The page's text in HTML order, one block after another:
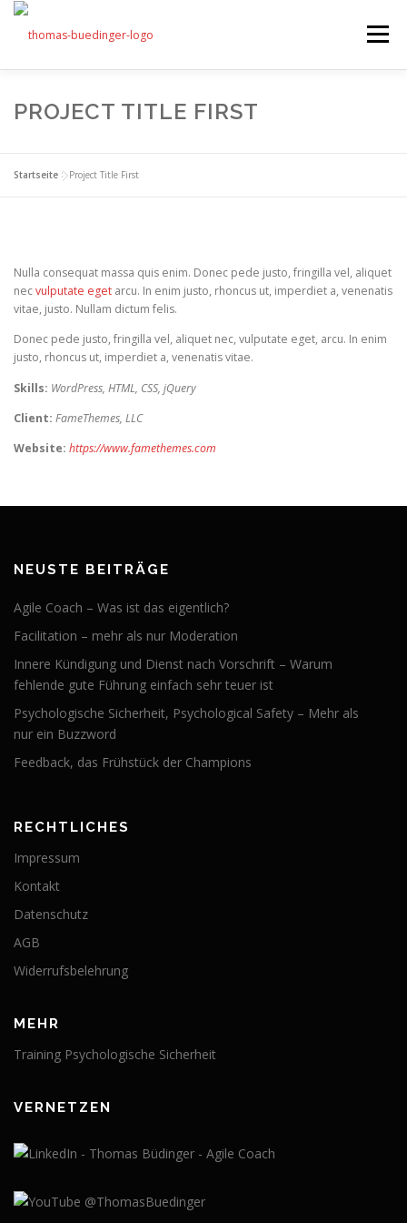
Zum
springen
Menü
Mein Angebot
Presse
PROJECT TITLE FIRST
Startseite >Project Title First
Nulla consequat massa quis enim. Donec pede justo, fringilla vel, aliquet
necvulputate eget arcu. In enim justo, rhoncus ut, imperdiet a, venenatis
vitae, justo. Nullam dictum felis.
Donec pede justo, fringilla vel, aliquet nec, vulputate eget, arcu. In enim
justo, rhoncus ut, imperdiet a, venenatis vitae.
Skills: WordPress, HTML, CSS, jQuery
Client: FameThemes, LLC
Website: https://www.famethemes.com
NEUSTE BEITRÄGE
Agile Coach – Was ist das eigentlich?
Facilitation – mehr als nur Moderation
Innere Kündigung und Dienst nach Vorschrift – Warum
fehlende gute Führung einfach sehr teuer ist
Psychologische Sicherheit, Psychological Safety – Mehr als
nur ein Buzzword
Feedback, das Frühstück der Champions
RECHTLICHES
Impressum
Kontakt
Datenschutz
AGB
Widerrufsbelehrung
MEHR
Training Psychologische Sicherheit
VERNETZEN